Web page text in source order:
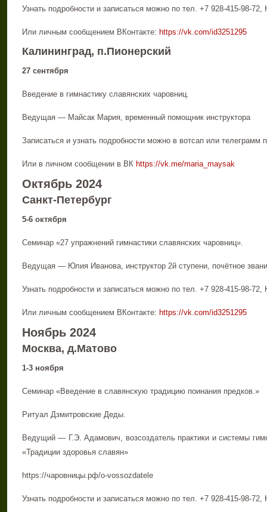
Узнать подробности и записаться можно по тел. +7 928-415-98-
Или личным сообщением ВКонтакте: https://vk.com/id3251295
Калининград, п.Пионерский
27 сентября
Введение в гимнастику славянских чаровниц.
Ведущая — Майсак Мария, временный помощник инструктора
Записаться и узнать подробности можно в вотсап или телеграмм
Или в личном сообщении в ВК https://vk.me/maria_maysak
Октябрь 2024
Санкт-Петербург
5-6 октября
Семинар «27 упражнений гимнастики славянских чаровниц».
Ведущая — Юлия Иванова, инструктор 2й ступени, почётное
Узнать подробности и записаться можно по тел. +7 928-415-98-
Или личным сообщением ВКонтакте: https://vk.com/id3251295
Ноябрь 2024
Москва, д.Матово
1-3 ноября
Семинар «Введение в славянскую традицию поинания предков.»
Ритуал Дзмитровские Деды.
Ведущий — Г.Э. Адамович, возсоздатель практики и системы
«Традиции здоровья славян»
https://чаровницы.рф/o-vossozdatele
Узнать подробности и записаться можно по тел. +7 928-415-98-